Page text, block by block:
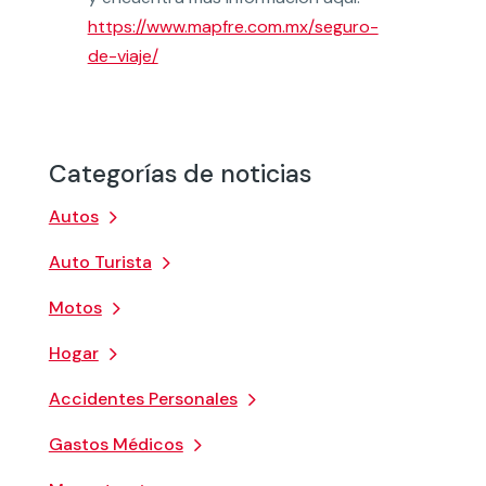
Categorías de noticias
Autos
Auto Turista
Motos
Hogar
Accidentes Personales
Gastos Médicos
https://www.mapfre.com.mx/seguro-
de-viaje/